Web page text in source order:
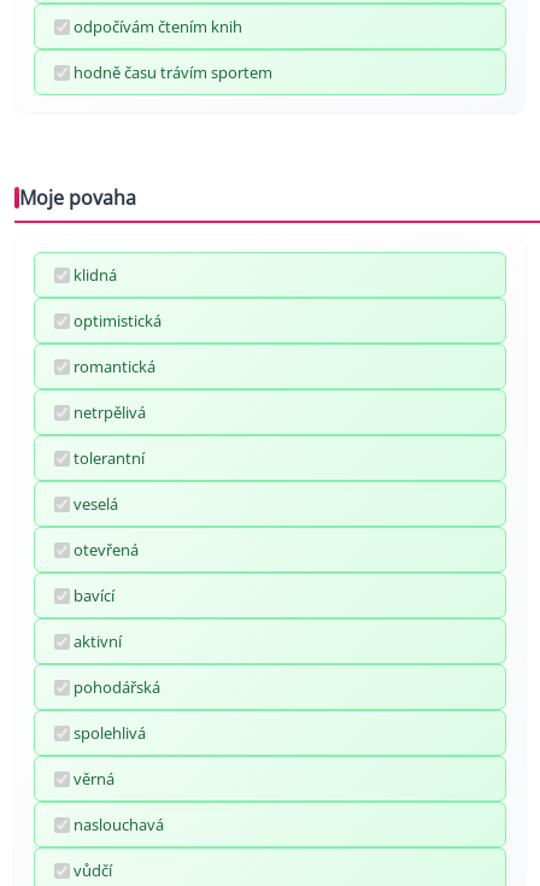
odpočívám čtením knih
hodně času trávím sportem
Moje povaha
klidná
optimistická
romantická
netrpělivá
tolerantní
veselá
otevřená
bavící
aktivní
pohodářská
spolehlivá
věrná
naslouchavá
vůdčí